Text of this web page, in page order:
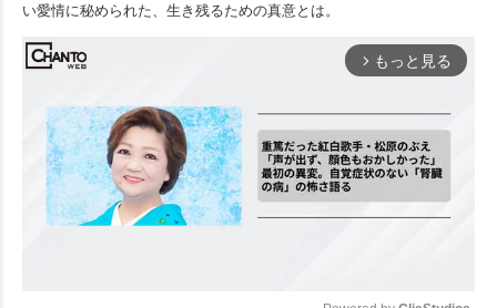
い愛情に秘められた、生き残るための真意とは。
arrow_forward_ios もっと見る